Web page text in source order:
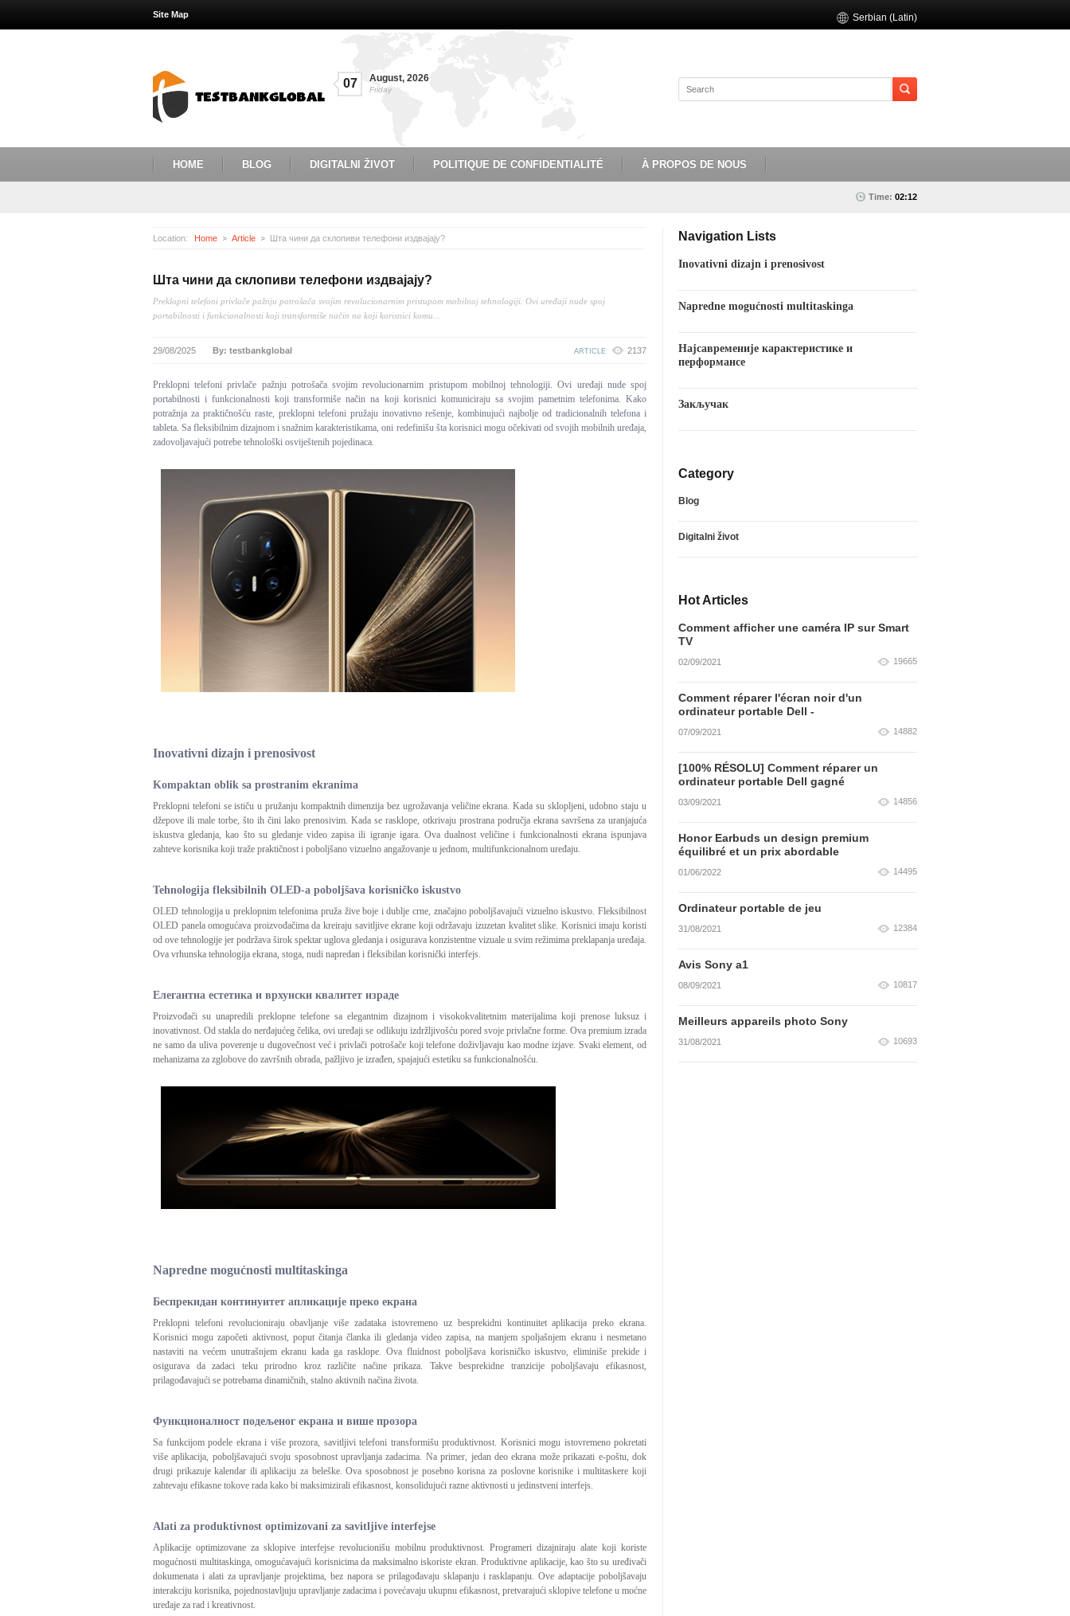
Site Map Serbian (Latin)
07 August, 2026
Friday
HOME BLOG DIGITALNI ŽIVOT POLITIQUE DE CONFIDENTIALITÉ À PROPOS DE NOUS
Time: 02:12
Location: Home Article Шта чини да склопиви телефони издвајају?
Шта чини да склопиви телефони издвајају?
Preklopni telefoni privlače pažnju potrošača svojim revolucionarnim pristupom mobilnoj tehnologiji. Ovi uređaji nude spoj
portabilnosti i funkcionalnosti koji transformiše način na koji korisnici komu...
29/08/2025 By: testbankglobal ARTICLE 2137
Preklopni telefoni privlače pažnju potrošača svojim revolucionarnim pristupom mobilnoj tehnologiji. Ovi uređaji nude spoj
portabilnosti i funkcionalnosti koji transformiše način na koji korisnici komuniciraju sa svojim pametnim telefonima. Kako
potražnja za praktičnošću raste, preklopni telefoni pružaju inovativno rešenje, kombinujući najbolje od tradicionalnih telefona i
tableta. Sa fleksibilnim dizajnom i snažnim karakteristikama, oni redefinišu šta korisnici mogu očekivati od svojih mobilnih uređaja,
zadovoljavajući potrebe tehnološki osviještenih pojedinaca.
Inovativni dizajn i prenosivost
Kompaktan oblik sa prostranim ekranima
Preklopni telefoni se ističu u pružanju kompaktnih dimenzija bez ugrožavanja veličine ekrana. Kada su sklopljeni, udobno staju u
džepove ili male torbe, što ih čini lako prenosivim. Kada se rasklope, otkrivaju prostrana područja ekrana savršena za uranjajuća
iskustva gledanja, kao što su gledanje video zapisa ili igranje igara. Ova dualnost veličine i funkcionalnosti ekrana ispunjava
zahteve korisnika koji traže praktičnost i poboljšano vizuelno angažovanje u jednom, multifunkcionalnom uređaju.
Tehnologija fleksibilnih OLED-a poboljšava korisničko iskustvo
OLED tehnologija u preklopnim telefonima pruža žive boje i dublje crne, značajno poboljšavajući vizuelno iskustvo. Fleksibilnost
OLED panela omogućava proizvođačima da kreiraju savitljive ekrane koji održavaju izuzetan kvalitet slike. Korisnici imaju koristi
od ove tehnologije jer podržava širok spektar uglova gledanja i osigurava konzistentne vizuale u svim režimima preklapanja uređaja.
Ova vrhunska tehnologija ekrana, stoga, nudi napredan i fleksibilan korisnički interfejs.
Елегантна естетика и врхунски квалитет израде
Proizvođači su unapredili preklopne telefone sa elegantnim dizajnom i visokokvalitetnim materijalima koji prenose luksuz i
inovativnost. Od stakla do nerđajućeg čelika, ovi uređaji se odlikuju izdržljivošću pored svoje privlačne forme. Ova premium izrada
ne samo da uliva poverenje u dugovečnost već i privlači potrošače koji telefone doživljavaju kao modne izjave. Svaki element, od
mehanizama za zglobove do završnih obrada, pažljivo je izrađen, spajajući estetiku sa funkcionalnošću.
Napredne mogućnosti multitaskinga
Беспрекидан континуитет апликације преко екрана
Preklopni telefoni revolucioniraju obavljanje više zadataka istovremeno uz besprekidni kontinuitet aplikacija preko ekrana.
Korisnici mogu započeti aktivnost, poput čitanja članka ili gledanja video zapisa, na manjem spoljašnjem ekranu i nesmetano
nastaviti na većem unutrašnjem ekranu kada ga rasklope. Ova fluidnost poboljšava korisničko iskustvo, eliminiše prekide i
osigurava da zadaci teku prirodno kroz različite načine prikaza. Takve besprekidne tranzicije poboljšavaju efikasnost,
prilagođavajući se potrebama dinamičnih, stalno aktivnih načina života.
Функционалност подељеног екрана и више прозора
Sa funkcijom podele ekrana i više prozora, savitljivi telefoni transformišu produktivnost. Korisnici mogu istovremeno pokretati
više aplikacija, poboljšavajući svoju sposobnost upravljanja zadacima. Na primer, jedan deo ekrana može prikazati e-poštu, dok
drugi prikazuje kalendar ili aplikaciju za beleške. Ova sposobnost je posebno korisna za poslovne korisnike i multitaskere koji
zahtevaju efikasne tokove rada kako bi maksimizirali efikasnost, konsolidujući razne aktivnosti u jedinstveni interfejs.
Alati za produktivnost optimizovani za savitljive interfejse
Aplikacije optimizovane za sklopive interfejse revolucionišu mobilnu produktivnost. Programeri dizajniraju alate koji koriste
mogućnosti multitaskinga, omogućavajući korisnicima da maksimalno iskoriste ekran. Produktivne aplikacije, kao što su uređivači
dokumenata i alati za upravljanje projektima, bez napora se prilagođavaju sklapanju i rasklapanju. Ove adaptacije poboljšavaju
interakciju korisnika, pojednostavljuju upravljanje zadacima i povećavaju ukupnu efikasnost, pretvarajući sklopive telefone u moćne
uređaje za rad i kreativnost.
Navigation Lists
Inovativni dizajn i prenosivost
Napredne mogućnosti multitaskinga
Најсавременије карактеристике и
перформансе
Закључак
Category
Blog
Digitalni život
Hot Articles
Comment afficher une caméra IP sur Smart
TV
02/09/2021 19665
Comment réparer l'écran noir d'un
ordinateur portable Dell -
07/09/2021 14882
[100% RÉSOLU] Comment réparer un
ordinateur portable Dell gagné
03/09/2021 14856
Honor Earbuds un design premium
équilibré et un prix abordable
01/06/2022 14495
Ordinateur portable de jeu
31/08/2021 12384
Avis Sony a1
08/09/2021 10817
Meilleurs appareils photo Sony
31/08/2021 10693